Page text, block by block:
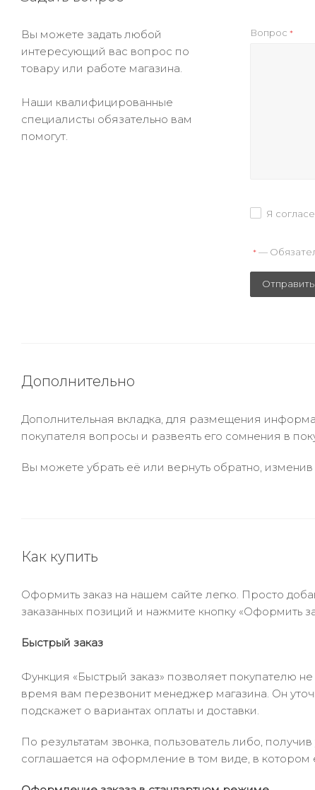
Вы можете задать любой
интересующий вас вопрос по
товару или работе магазина.
Наши квалифицированные
специалисты обязательно вам
помогут.
Вопрос *
Я
*—
Отправить
Дополнительно
Дополнительная вкладка, для размещения
покупателя вопросы и развеять его сомнения в
Вы можете убрать её или вернуть обратно,
Как купить
Оформить заказ на нашем сайте легко. Просто
заказанных позиций и нажмите кнопку «Оформить
Быстрый заказ
Функция «Быстрый заказ» позволяет покупателю
время вам перезвонит менеджер магазина. Он
подскажет о вариантах оплаты и доставки.
По результатам звонка, пользователь либо,
соглашается на оформление в том виде, в котором